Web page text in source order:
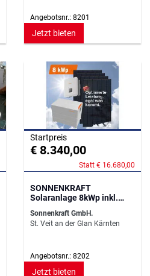
Angebotsnr.: 8201
Jetzt bieten
Startpreis
€ 8.340,00
Statt € 16.680,00
SONNENKRAFT
Solaranlage 8kWp inkl.
Sonnenkraft GmbH.
St. Veit an der Glan Kärnten
Angebotsnr.: 8202
Jetzt bieten